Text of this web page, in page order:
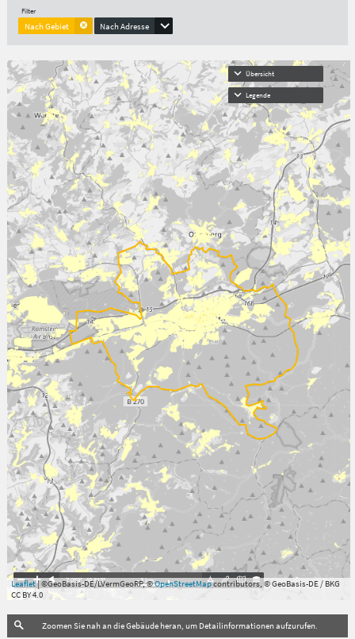
Filter
Nach Gebiet Nach Adresse
Übersicht
Legende
7.059°,49.813° 3km
Leaflet| ©GeoBasis-DE/LVermGeoRP, ©OpenStreetMapcontributors, © GeoBasis-DE / BKG
CC BY 4.0
Zoomen Sie nah an die Gebäude heran, um Detailinformationen aufzurufen.